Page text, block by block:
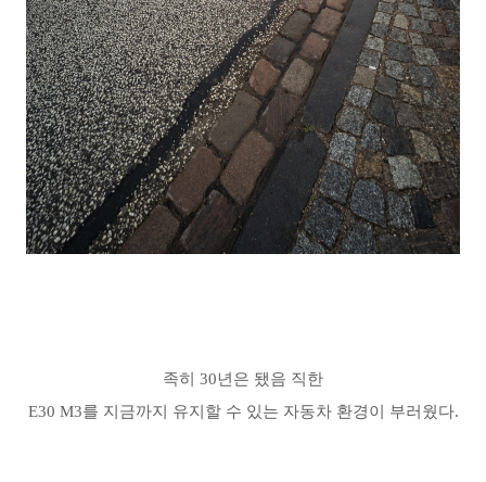
족히 30년은 됐음 직한
E30 M3를 지금까지 유지할 수 있는 자동차 환경이 부러웠다.